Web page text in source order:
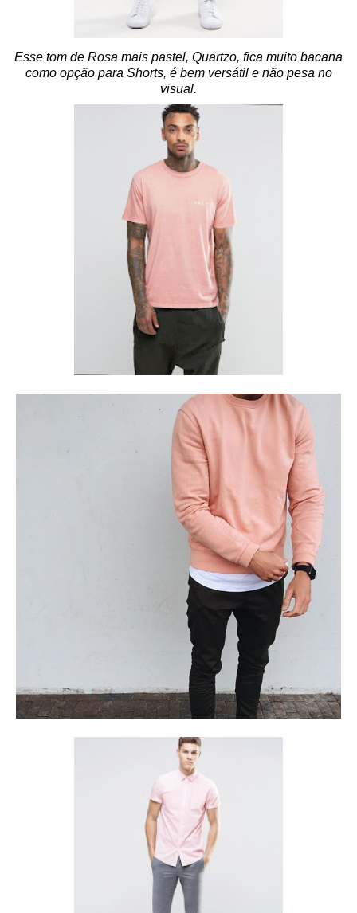
Esse tom de Rosa mais pastel, Quartzo, fica muito bacana
como opção para Shorts, é bem versátil e não pesa no
visual.